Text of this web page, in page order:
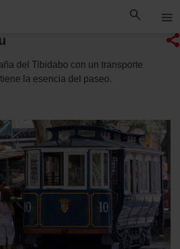
del Tibidabo con un transporte
la esencia del paseo.